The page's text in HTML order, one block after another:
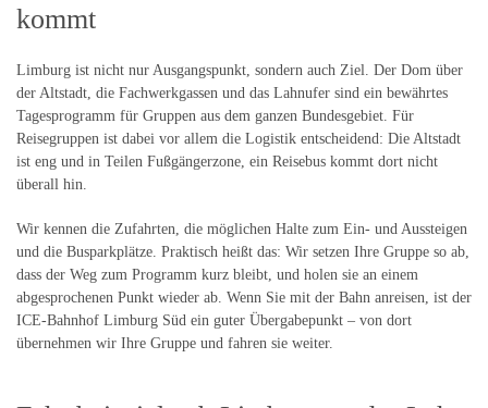
kommt
Limburg ist nicht nur Ausgangspunkt, sondern auch Ziel. Der Dom über
der Altstadt, die Fachwerkgassen und das Lahnufer sind ein bewährtes
Tagesprogramm für Gruppen aus dem ganzen Bundesgebiet. Für
Reisegruppen ist dabei vor allem die Logistik entscheidend: Die Altstadt
ist eng und in Teilen Fußgängerzone, ein Reisebus kommt dort nicht
überall hin.
Wir kennen die Zufahrten, die möglichen Halte zum Ein- und Aussteigen
und die Busparkplätze. Praktisch heißt das: Wir setzen Ihre Gruppe so ab,
dass der Weg zum Programm kurz bleibt, und holen sie an einem
abgesprochenen Punkt wieder ab. Wenn Sie mit der Bahn anreisen, ist der
ICE-Bahnhof Limburg Süd ein guter Übergabepunkt – von dort
übernehmen wir Ihre Gruppe und fahren sie weiter.